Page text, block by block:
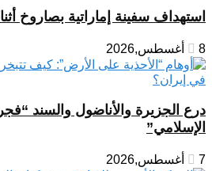
استهداف سفينة إماراتية بصاروخ
8 أغسطس,2026
درع الجزيرة والأناضول والسند
الإسلامي”
7 أغسطس,2026